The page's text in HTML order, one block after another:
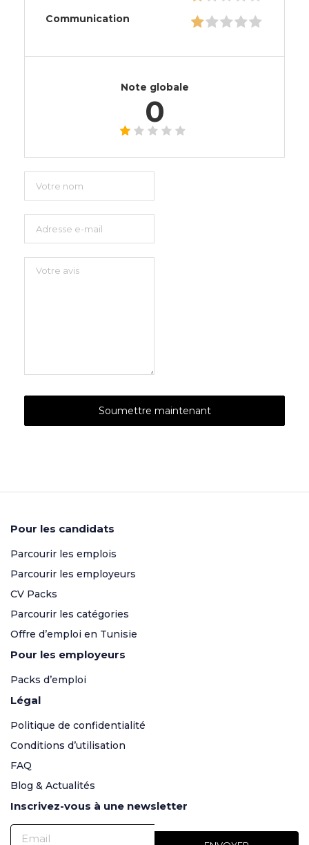
Communication
Note globale
0
Pour les candidats
Parcourir les emplois
Parcourir les employeurs
CV Packs
Parcourir les catégories
Offre d’emploi en Tunisie
Pour les employeurs
Packs d’emploi
Légal
Politique de confidentialité
Conditions d’utilisation
FAQ
Blog & Actualités
Inscrivez-vous à une newsletter